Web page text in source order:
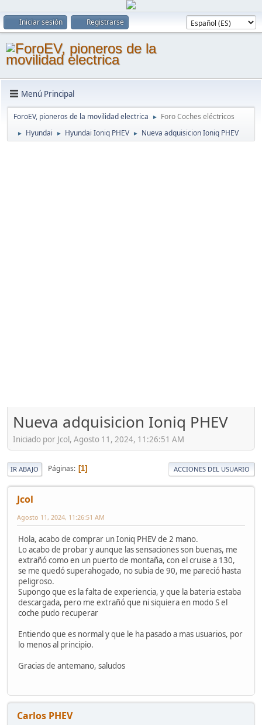
Iniciar sesión Registrarse
Menú Principal
ForoEV, pioneros de la movilidad electrica ► Foro Coches eléctricos
► Hyundai ► Hyundai Ioniq PHEV ► Nueva adquisicion Ioniq PHEV
Nueva adquisicion Ioniq PHEV
Iniciado por Jcol, Agosto 11, 2024, 11:26:51 AM
IR ABAJO Páginas 1 ACCIONES DEL USUARIO
Jcol
Agosto 11, 2024, 11:26:51 AM
Hola, acabo de comprar un Ioniq PHEV de 2 mano.
Lo acabo de probar y aunque las sensaciones son buenas, me
extrañó como en un puerto de montaña, con el cruise a 130,
se me quedó superahogado, no subia de 90, me pareció hasta
peligroso.
Supongo que es la falta de experiencia, y que la bateria estaba
descargada, pero me extrañó que ni siquiera en modo S el
coche pudo recuperar
Entiendo que es normal y que le ha pasado a mas usuarios, por
lo menos al principio.
Gracias de antemano, saludos
Carlos PHEV